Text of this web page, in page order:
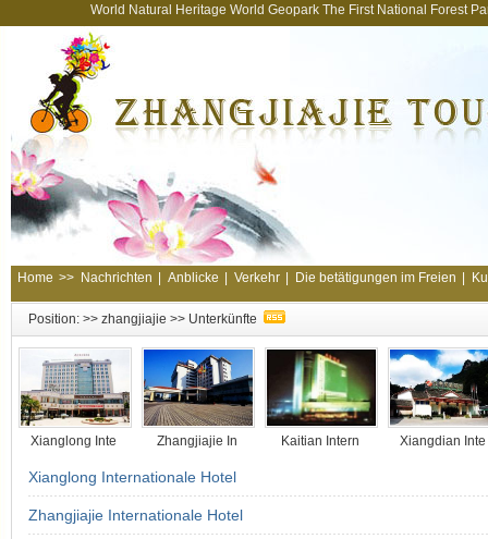
World Natural Heritage World Geopark The First National
Home >> Nachrichten Anblicke Verkehr Die betätigungen im Freien
Position: >> zhangjiajie >> Unterkünfte
Xianglong Inte Zhangjiajie In Kaitian Intern Xiangdian Inte
Xianglong Internationale Hotel
Zhangjiajie Internationale Hotel